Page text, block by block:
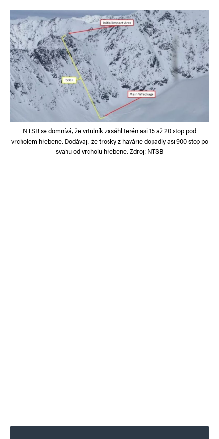
NTSB se domnívá, že vrtulník zasáhl terén asi 15 až 20 stop pod
vrcholem hřebene. Dodávají, že trosky z havárie dopadly asi 900 stop po
svahu od vrcholu hřebene. Zdroj: NTSB